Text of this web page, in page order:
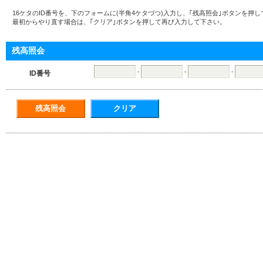
16ケタのID番号を、下のフォームに(半角4ケタづつ)入力し、｢残高照会｣ボタンを押し
最初からやり直す場合は、｢クリア｣ボタンを押して再び入力して下さい。
残高照会
ID番号 - - -